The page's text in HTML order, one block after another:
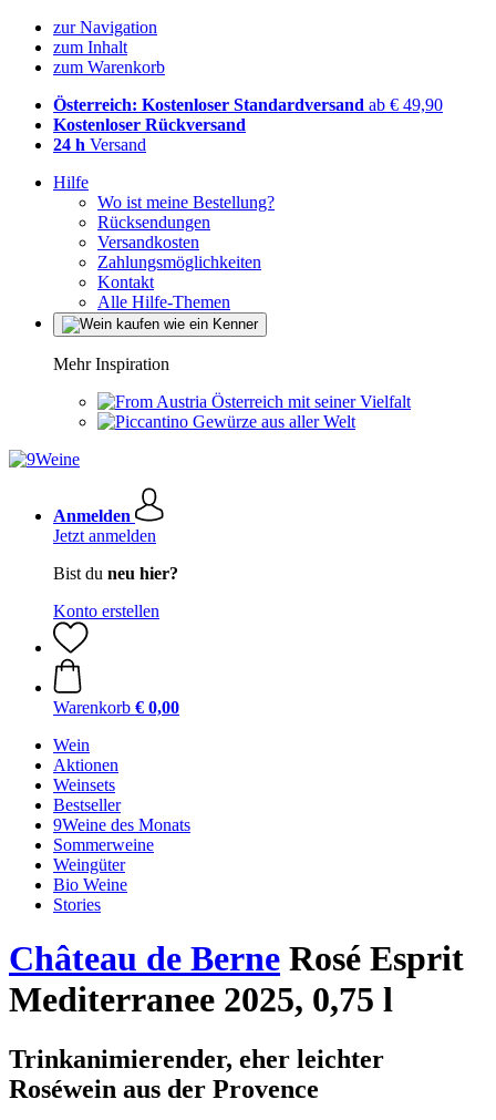
zur Navigation
zum Inhalt
zum Warenkorb
Österreich: Kostenloser Standardversand ab € 49,90
Kostenloser Rückversand
24 h Versand
Hilfe
Wo ist meine Bestellung?
Rücksendungen
Versandkosten
Zahlungsmöglichkeiten
Kontakt
Alle Hilfe-Themen
Mehr Inspiration
Österreich mit seiner Vielfalt
Gewürze aus aller Welt
Anmelden
Jetzt anmelden
Bist du neu hier?
Konto erstellen
Warenkorb € 0,00
Wein
Aktionen
Weinsets
Bestseller
9Weine des Monats
Sommerweine
Weingüter
Bio Weine
Stories
Château de Berne Rosé Esprit
Mediterranee 2025, 0,75 l
Trinkanimierender, eher leichter
Roséwein aus der Provence